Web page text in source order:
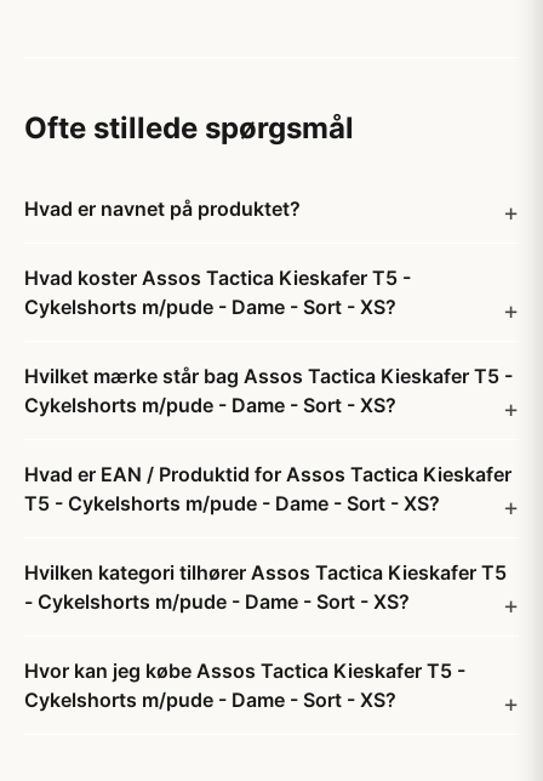
Ofte stillede spørgsmål
Hvad er navnet på produktet?
Hvad koster Assos Tactica Kieskafer T5 -
Cykelshorts m/pude - Dame - Sort - XS?
Hvilket mærke står bag Assos Tactica Kieskafer T5 -
Cykelshorts m/pude - Dame - Sort - XS?
Hvad er EAN / Produktid for Assos Tactica Kieskafer
T5 - Cykelshorts m/pude - Dame - Sort - XS?
Hvilken kategori tilhører Assos Tactica Kieskafer T5
- Cykelshorts m/pude - Dame - Sort - XS?
Hvor kan jeg købe Assos Tactica Kieskafer T5 -
Cykelshorts m/pude - Dame - Sort - XS?